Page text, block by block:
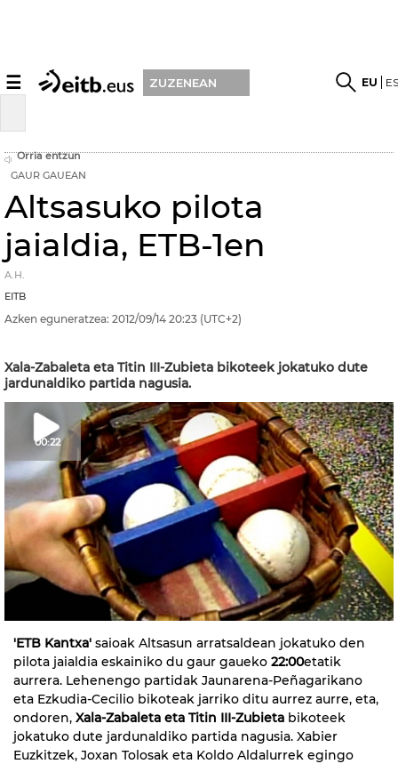
☰ ZUZENEAN EU
Orria entzun
GAUR GAUEAN
Altsasuko pilota
jaialdia, ETB-1en
A.H.
EITB
Azken eguneratzea: 2012/09/14 20:23 (UTC+2)
Xala-Zabaleta eta Titin III-Zubieta bikoteek jokatuko dute
jardunaldiko partida nagusia.
00:22
'ETB Kantxa' saioak Altsasun arratsaldean jokatuko den
pilota jaialdia eskainiko du gaur gaueko 22:00etatik
aurrera. Lehenengo partidak Jaunarena-Peñagarikano
eta Ezkudia-Cecilio bikoteak jarriko ditu aurrez aurre, eta,
ondoren, Xala-Zabaleta eta Titin III-Zubieta bikoteek
jokatuko dute jardunaldiko partida nagusia. Xabier
Euzkitzek, Joxan Tolosak eta Koldo Aldalurrek egingo